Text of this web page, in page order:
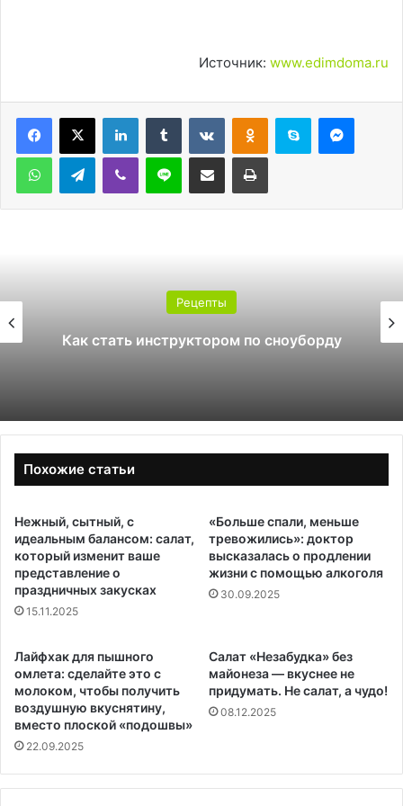
Источник: www.edimdoma.ru
LinkedInTumblr ВконтактеОдноклассники
Skype
WhatsAppTelegramViber Line Поделиться через электронную почту Печатать
Рецепты
Какой поликарбонат выбрать для
теплицы: 4 или 6 мм
Похожие статьи
Нежный, сытный, с
идеальным балансом: салат,
который изменит ваше
представление о
праздничных закусках
15.11.2025
«Больше спали, меньше
тревожились»: доктор
высказалась о продлении
жизни с помощью алкоголя
30.09.2025
Лайфхак для пышного
омлета: сделайте это с
молоком, чтобы получить
воздушную вкуснятину,
вместо плоской «подошвы»
22.09.2025
Салат «Незабудка» без
майонеза — вкуснее не
придумать. Не салат, а чудо!
08.12.2025